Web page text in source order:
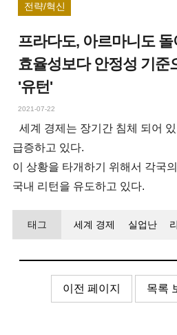
전략/혁신
프라다도, 아르마니도 돌
효율성보다 안정성 기준
'유턴'
2021-07-22
세계 경제는 장기간 침체 되어
급증하고 있다.
이 상황을 타개하기 위해서 각국
국내 리턴을 유도하고 있다.
태그 세계 경제 실업난
이전 페이지 목록